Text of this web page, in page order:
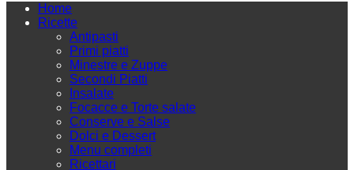
Home
Ricette
Antipasti
Primi piatti
Minestre e Zuppe
Secondi Piatti
Insalate
Focacce e Torte salate
Conserve e Salse
Dolci e Dessert
Menu completi
Ricettari